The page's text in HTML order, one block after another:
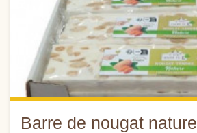
Barre de nougat nature